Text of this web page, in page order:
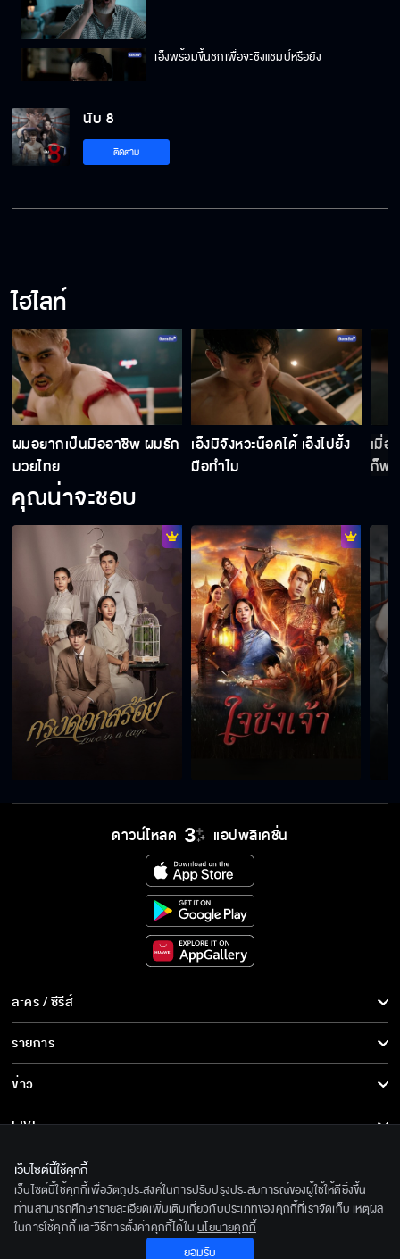
เอ็งพร้อมขึ้นชกเพื่อจะชิงแชมป์หรือยัง
ชกมวยการกุศล ทำเพื่อบังหน้าทั้งนั้นแหละ
เห็นแกเงิน หากินกับเพื่อนรักของตัวเอง
ผมไม่อยากเห็น คุณหลิน ต้องเสียใจ
ศพถูกบังตา ถ้าไม่ทำพิธีศพไม่ลอยขึ้นมาหรอก
แกจะไม่ได้เห็นผู้หญิงคนนั้นอีก เหมือนแม่ของแกที่
หายไป
ถ้ายังไม่เห็นศพมัน ก็ยังวางใจไม่ได้
ถ้าเมื่อกี้ฉันเป็นอะไรไป ฉันคงหมดโอกาสที่จะได้
บอก
ตอนนี้ไอ้ธัญญ์อยู่ที่วัดนี่แหละ
นับ 8
ติดตาม
ไฮไลท์
ผมอยากเป็นมืออาชีพ ผมรัก
มวยไทย
เอ็งมีจังหวะน็อคได้ เอ็งไปยั้ง
มือทำไม
เมื่อ
ก็พอ
คุณน่าจะชอบ
ดาวน์โหลด แอปพลิเคชั่น
ละคร / ซีรีส์
ละคร/ซีรีส์
ซีรีส์นานาชาติ
การ์ตูน & เกม
รายการ
รายการทั้งหมด
ข่าว
ข่าวทั้งหมด
ข่าวประชาสัมพันธ์
LIVE
เกี่ยวกับเรา
BEC World
รู้จักเรา
ติดตามเราได้ที่
© 2020 Bangkok Entertainment Co.,Ltd. All Rights Reserved.
เว็บไซต์นี้ใช้คุกกี้
เว็บไซต์นี้ใช้คุกกี้เพื่อวัตถุประสงค์ในการปรับปรุงประสบการณ์ของผู้ใช้ให้ดียิ่งขึ้น
ท่านสามารถศึกษารายละเอียดเพิ่มเติมเกี่ยวกับประเภทของคุกกี้ที่เราจัดเก็บ เหตุผล
ในการใช้คุกกี้ และวิธีการตั้งค่าคุกกี้ได้ใน นโยบายคุกกี้
ยอมรับ